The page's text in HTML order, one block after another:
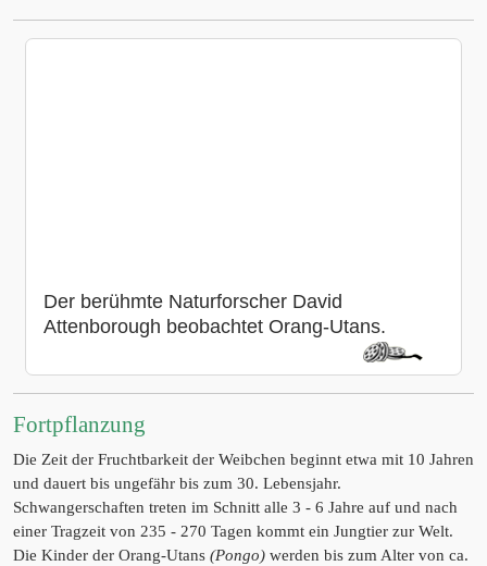
Der berühmte Naturforscher David
Attenborough beobachtet Orang-Utans.
Fortpflanzung
Die Zeit der Fruchtbarkeit der Weibchen beginnt etwa mit 10 Jahren
und dauert bis ungefähr bis zum 30. Lebensjahr.
Schwangerschaften treten im Schnitt alle 3 - 6 Jahre auf und nach
einer Tragzeit von 235 - 270 Tagen kommt ein Jungtier zur Welt.
Die Kinder der Orang-Utans (Pongo) werden bis zum Alter von ca.